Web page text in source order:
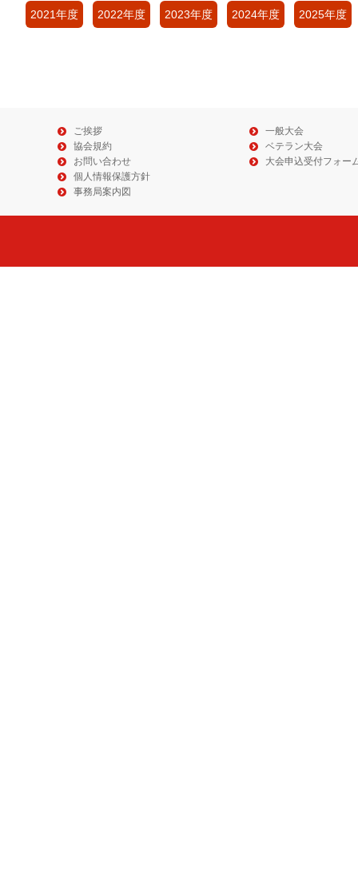
2021年度 2022年度 2023年度 2024年度 2025年度
ご挨拶
協会規約
お問い合わせ
個人情報保護方針
事務局案内図
一般大会
ベテラン大会
大会申込受付フォー